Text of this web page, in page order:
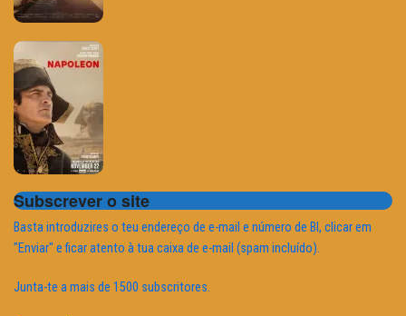
Subscrever o site
Basta introduzires o teu endereço de e-mail e número de BI, clicar em
"Enviar" e ficar atento à tua caixa de e-mail (spam incluído).
Junta-te a mais de 1500 subscritores.